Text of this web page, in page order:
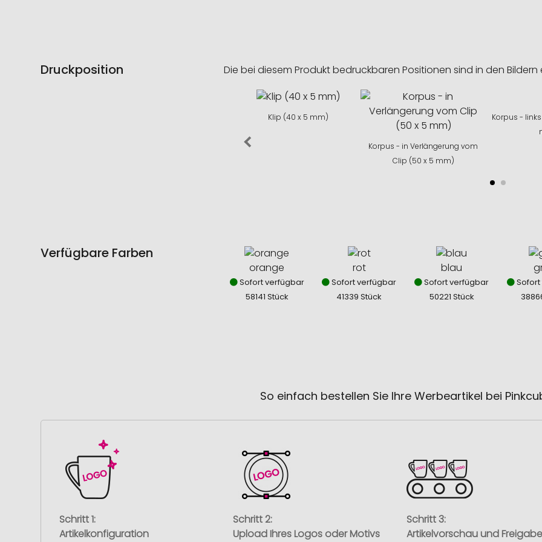
Druckposition Die bei diesem Produkt bedruckbaren Positionen sind in den
Klip (40 x 5 mm)
Korpus - in Verlängerung vom
Clip (50 x 5 mm)
Korpus -
Verfügbare Farben
orange
Sofort verfügbar
58141 Stück
rot
Sofort verfügbar
41339 Stück
blau
Sofort verfügbar
50221 Stück
So einfach bestellen Sie Ihre Werbeartikel bei
Schritt 1:
Artikelkonfiguration
Schritt 2:
Upload Ihres Logos oder Motivs
Schritt 3:
Artikelvorschau und Freigabe